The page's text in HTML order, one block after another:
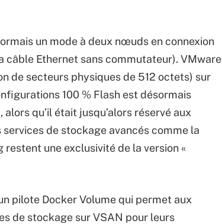
un mode à deux nœuds en connexion
Ethernet sans commutateur). VMware
de secteurs physiques de 512 octets) sur
100 % Flash est désormais
qu’il était jusqu’alors réservé aux
de stockage avancés comme la
une exclusivité de la version «
pilote Docker Volume qui permet aux
de stockage sur VSAN pour leurs